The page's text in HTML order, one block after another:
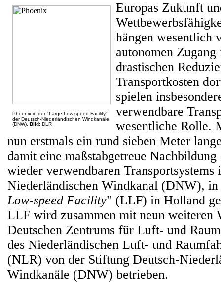
Phoenix in der "Large Low-speed Facility“
der Deutsch-Niederländischen Windkanäle
(DNW). Bild: DLR
Europas Zukunft
hängen wesentlich
autonomen
drastischen
Transportkosten
spielen
verwendbare
wesentliche Rolle.
nun erstmals ein rund sieben Meter
damit eine maßstabgetreue Nachbildung
wieder verwendbaren Transportsystems
Niederländischen Windkanal (DNW),
Low-speed Facility" (LLF) in Holland
LLF wird zusammen mit neun weiteren
Deutschen Zentrums für Luft- und
des Niederländischen Luft- und
(NLR) von der Stiftung Deutsch-
Windkanäle (DNW) betrieben.